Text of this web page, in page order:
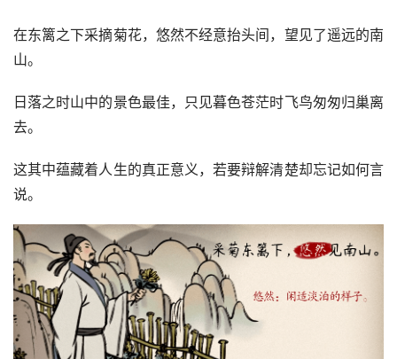
在东篱之下采摘菊花，悠然不经意抬头间，望见了遥远的南
山。
日落之时山中的景色最佳，只见暮色苍茫时飞鸟匆匆归巢离
去。
这其中蕴藏着人生的真正意义，若要辩解清楚却忘记如何言
说。